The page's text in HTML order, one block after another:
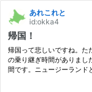
あれこれと
id:okka4
帰国！
帰国って悲しいですね。た
の乗り継ぎ時間がありまし
間です。ニュージーランド